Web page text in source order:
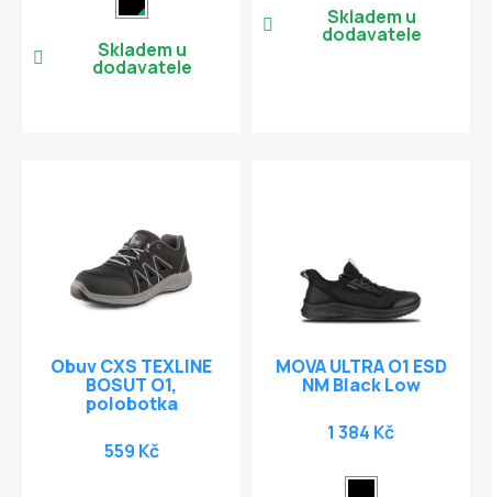
Skladem u
dodavatele
Skladem u
dodavatele
Obuv CXS TEXLINE
BOSUT O1,
polobotka
559 Kč
MOVA ULTRA O1 ESD
NM Black Low
1 384 Kč